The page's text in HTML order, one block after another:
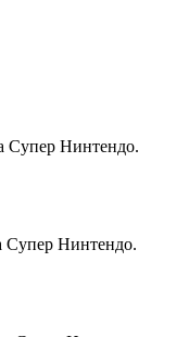
Супер Нинтендо.
Супер Нинтендо.